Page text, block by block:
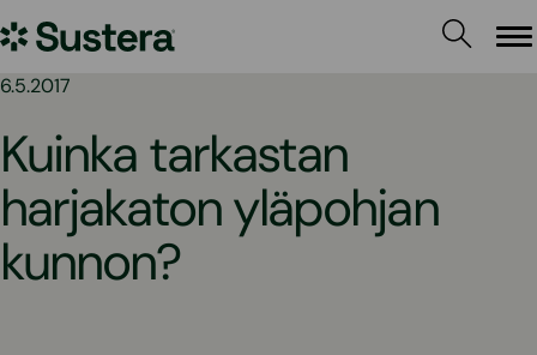
sisältöön
Sustera
6.5.2017
Kuinka tarkastan
harjakaton yläpohjan
kunnon?